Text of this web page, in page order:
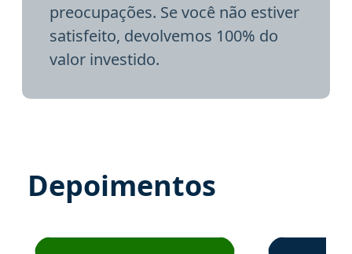
preocupações. Se você não estiver
satisfeito, devolvemos 100% do
valor investido.
Depoimentos
Estudante José recomenda o Aprova Concursos em
Estudante